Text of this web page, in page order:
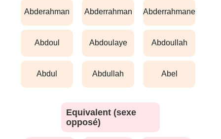
abderahman abderrahman abderrahmane
abdoul abdoulaye abdoullah
abdul abdullah abel
Equivalent (sexe
opposé)